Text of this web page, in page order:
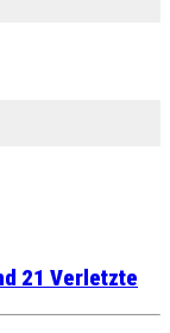
21 Verletzte